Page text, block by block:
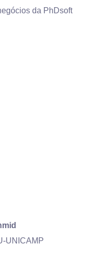
da PhDsoft
UNICAMP